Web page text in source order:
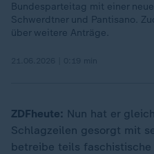
Bundesparteitag mit einer
Schwerdtner und Pantisano.
über weitere Anträge.
ZDFheute: Nun hat er
Schlagzeilen gesorgt mit
betreibe teils faschistische